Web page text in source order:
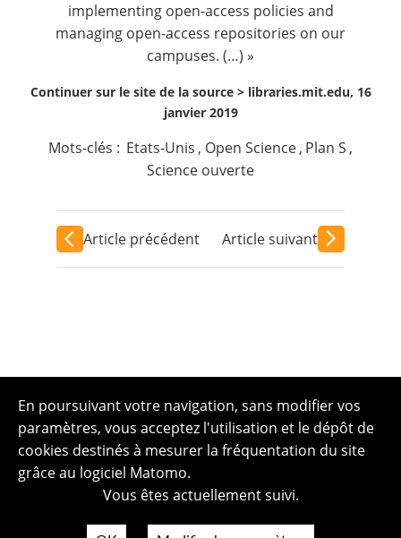
implementing open-access policies and
managing open-access repositories on our
campuses. (…) »
Continuer sur le site de la source > libraries.mit.edu, 16
janvier 2019
Mots-clés : Etats-Unis , Open Science , Plan S ,
Science ouverte
Article précédent Article suivant
En poursuivant votre navigation, sans modifier vos
paramètres, vous acceptez l'utilisation et le dépôt de
cookies destinés à mesurer la fréquentation du site
grâce au logiciel Matomo.
Vous êtes actuellement suivi.